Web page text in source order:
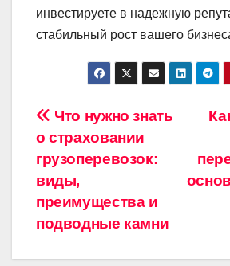
инвестируете в надежную
стабильный рост вашего
Навигация
по
записям
Что нужно знать
о страховании
грузоперевозок:
виды,
преимущества и
подводные камни